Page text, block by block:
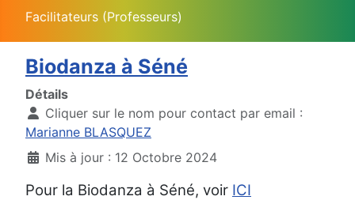
Facilitateurs (Professeurs)
Biodanza à Séné
Détails
Cliquer sur le nom pour contact par email :
Marianne BLASQUEZ
Mis à jour : 12 Octobre 2024
Pour la Biodanza à Séné, voir ICI